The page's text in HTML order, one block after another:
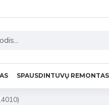
SPAUSDINTUVŲ REMONTAS